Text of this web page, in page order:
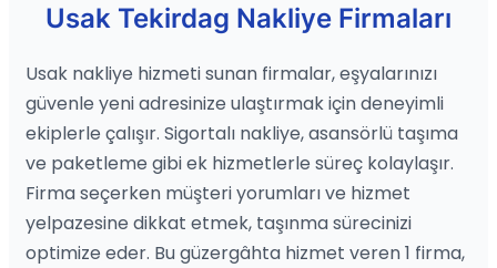
Usak Tekirdag Nakliye Firmaları
Usak nakliye hizmeti sunan firmalar, eşyalarınızı
güvenle yeni adresinize ulaştırmak için deneyimli
ekiplerle çalışır. Sigortalı nakliye, asansörlü taşıma
ve paketleme gibi ek hizmetlerle süreç kolaylaşır.
Firma seçerken müşteri yorumları ve hizmet
yelpazesine dikkat etmek, taşınma sürecinizi
optimize eder. Bu güzergâhta hizmet veren 1 firma,